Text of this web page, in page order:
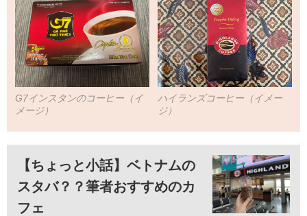
ハイランズコーヒー（イメー
ジ）
G7インスタンのコーヒー（イ
メージ）
【ちょっと小話】ベトナムの
スタバ？？筆者おすすめのカ
フェ